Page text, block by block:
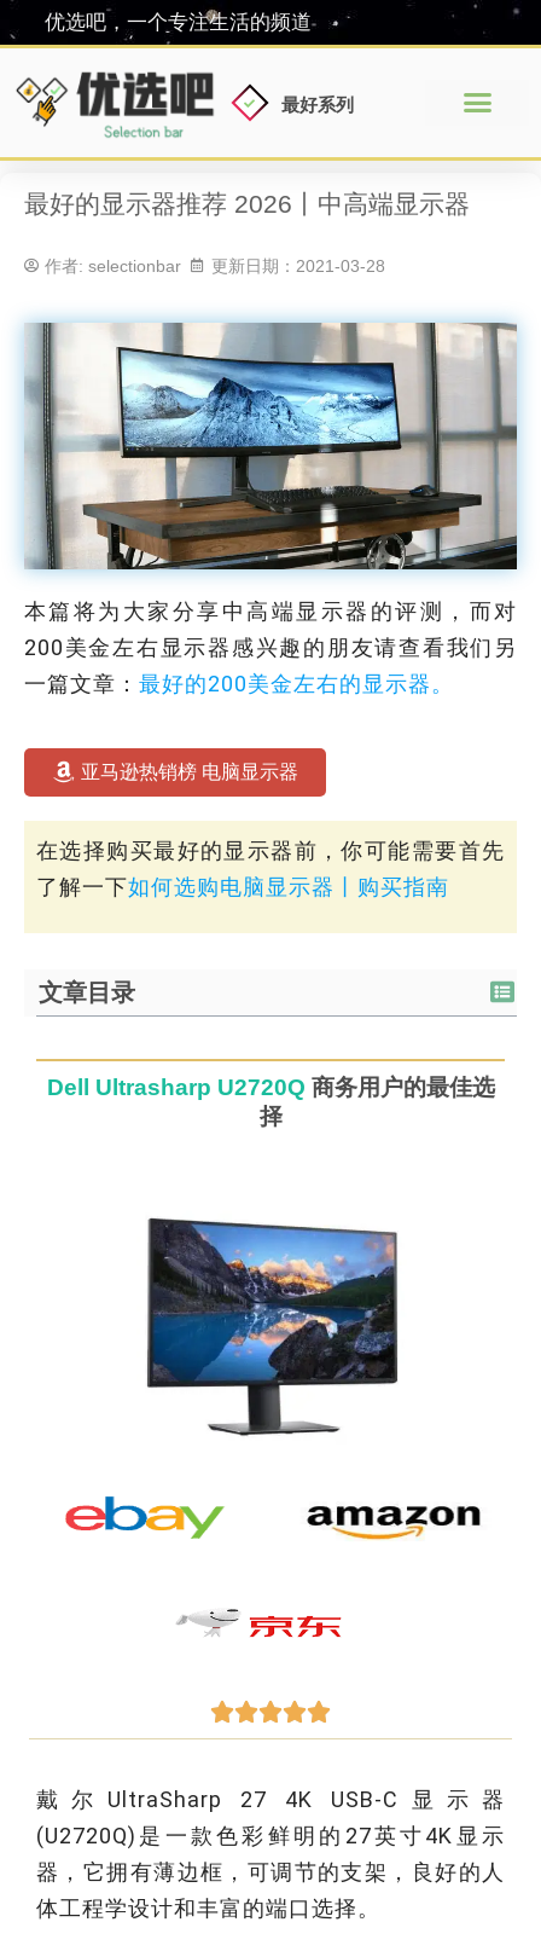
优选吧，一个专注生活的频道
最好系列
最好的显示器推荐 2026丨中高端显示器
作者: selectionbar 更新日期：2021-03-28
本篇将为大家分享中高端显示器的评测，而对
200美金左右显示器感兴趣的朋友请查看我们另
一篇文章： 最好的200美金左右的显示器。
亚马逊热销榜 电脑显示器
在选择购买最好的显示器前，你可能需要首先
了解一下如何选购电脑显示器丨购买指南
文章目录
Dell Ultrasharp U2720Q 商务用户的最佳选
择

戴尔UltraSharp 27 4K USB-C显示器
(U2720Q)是一款色彩鲜明的27英寸4K显示
器，它拥有薄边框，可调节的支架，良好的人
体工程学设计和丰富的端口选择。